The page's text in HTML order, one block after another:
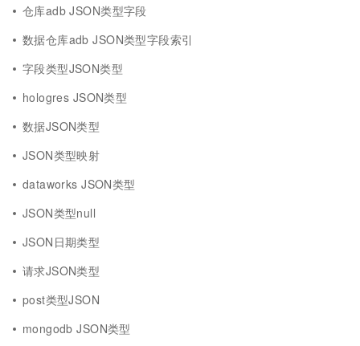
仓库adb JSON类型字段
数据仓库adb JSON类型字段索引
字段类型JSON类型
hologres JSON类型
数据JSON类型
JSON类型映射
dataworks JSON类型
JSON类型null
JSON日期类型
请求JSON类型
post类型JSON
mongodb JSON类型